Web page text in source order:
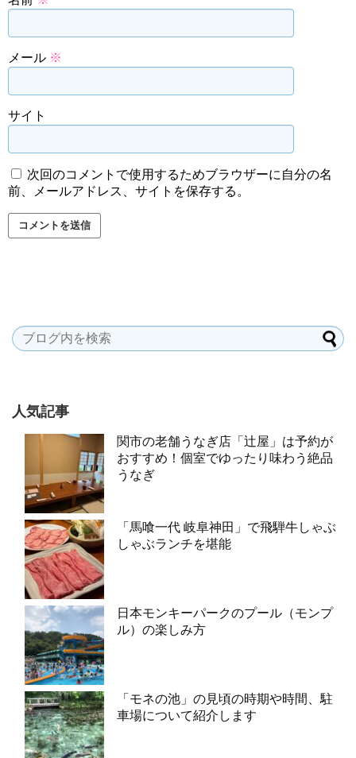
メール ※
サイト
次回のコメントで使用するためブラウザーに自分の名
前、メールアドレス、サイトを保存する。
人気記事
関市の老舗うなぎ店「辻屋」は予約が
おすすめ！個室でゆったり味わう絶品
うなぎ
「馬喰一代 岐阜神田」で飛騨牛しゃぶ
しゃぶランチを堪能
日本モンキーパークのプール（モンプ
ル）の楽しみ方
「モネの池」の見頃の時期や時間、駐
車場について紹介します